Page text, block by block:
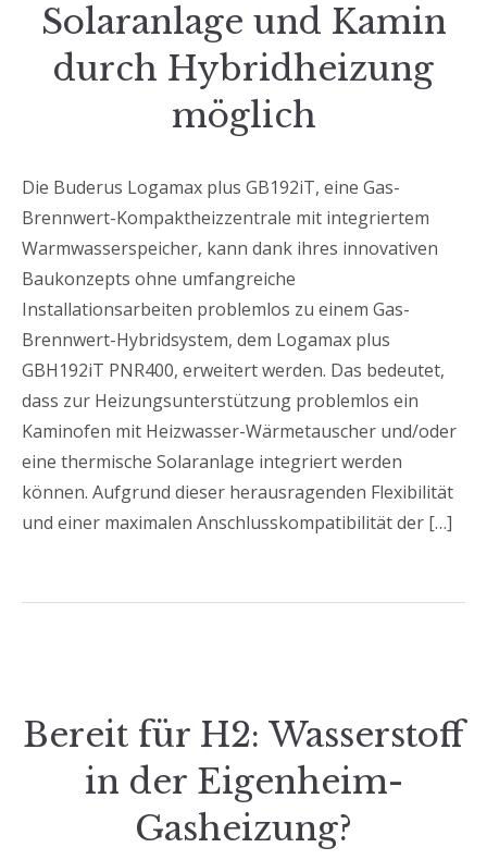
Solaranlage und Kamin
durch Hybridheizung
möglich
Die Buderus Logamax plus GB192iT, eine Gas-
Brennwert-Kompaktheizzentrale mit integriertem
Warmwasserspeicher, kann dank ihres innovativen
Baukonzepts ohne umfangreiche
Installationsarbeiten problemlos zu einem Gas-
Brennwert-Hybridsystem, dem Logamax plus
GBH192iT PNR400, erweitert werden. Das bedeutet,
dass zur Heizungsunterstützung problemlos ein
Kaminofen mit Heizwasser-Wärmetauscher und/oder
eine thermische Solaranlage integriert werden
können. Aufgrund dieser herausragenden Flexibilität
und einer maximalen Anschlusskompatibilität der […]
Bereit für H2: Wasserstoff
in der Eigenheim-
Gasheizung?